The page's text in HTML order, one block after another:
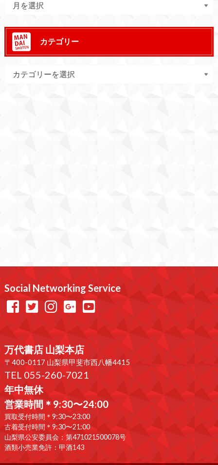
カテゴリー
Social Networking Service
万代書店 山梨本店
〒400-0117 山梨県甲斐市西八幡4415
TEL 055-260-7021
年中無休
営業時間＊9:30〜24:00
買取受付時間＊9:30〜23:00
古着受付時間＊9:30〜21:00
山梨県公安委員会：第471021500078号
酒類小売業免許：甲酒143